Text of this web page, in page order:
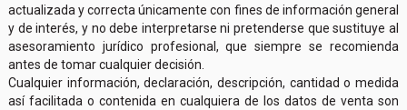
actualizada y correcta únicamente con fines de información general
y de interés, y no debe interpretarse ni pretenderse que sustituye al
asesoramiento jurídico profesional, que siempre se recomienda
antes de tomar cualquier decisión.
Cualquier información, declaración, descripción, cantidad o medida
así facilitada o contenida en cualquiera de los datos de venta son